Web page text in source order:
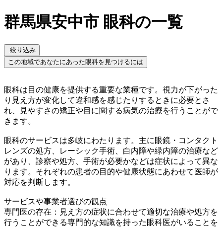
群馬県安中市 眼科の一覧
絞り込み
この地域であなたにあった眼科を見つけるには
眼科は目の健康を提供する重要な業種です。視力が下がった
り見え方が変化して違和感を感じたりするときに必要とさ
れ、見やすさの矯正や目に関する病気の治療を行うことがで
きます。
眼科のサービスは多岐にわたります。主に眼鏡・コンタクト
レンズの処方、レーシック手術、白内障や緑内障の治療など
があり、診察や処方、手術が必要かなどは症状によって異な
ります。それぞれの患者の目的や健康状態にあわせて医師が
対応を判断します。
サービスや事業者選びの観点
専門医の存在：見え方の症状に合わせて適切な治療や処方を
行うことができる専門的な知識を持った眼科医がいることを